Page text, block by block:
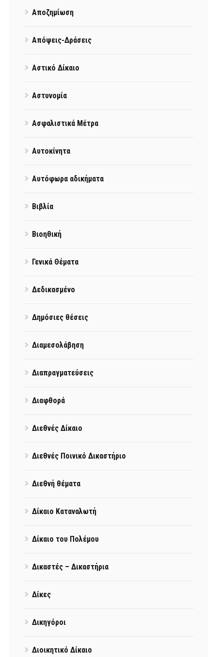
Αποζημίωση
Απόψεις-Δράσεις
Αστικό Δίκαιο
Αστυνομία
Ασφαλιστικά Μέτρα
Αυτοκίνητα
Αυτόφωρα αδικήματα
Βιβλία
Βιοηθική
Γενικά Θέματα
Δεδικασμένο
Δημόσιες θέσεις
Διαμεσολάβηση
Διαπραγματεύσεις
Διαφθορά
Διεθνές Δίκαιο
Διεθνές Ποινικό Δικαστήριο
Διεθνή θέματα
Δίκαιο Καταναλωτή
Δίκαιο του Πολέμου
Δικαστές – Δικαστήρια
Δίκες
Δικηγόροι
Διοικητικό Δίκαιο